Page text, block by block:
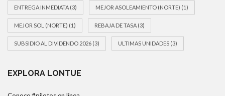
ENTREGA INMEDIATA (3) MEJOR ASOLEAMIENTO (NORTE) (1)
MEJOR SOL (NORTE) (1) REBAJA DE TASA (3)
SUBSIDIO AL DIVIDENDO 2026 (3) ULTIMAS UNIDADES (3)
EXPLORA LONTUE